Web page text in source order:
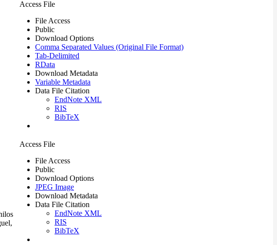
Access File
File Access
Public
Download Options
Comma Separated Values (Original File Format)
Tab-Delimited
RData
Download Metadata
Variable Metadata
Data File Citation
EndNote XML
RIS
BibTeX
Access File
File Access
Public
Download Options
JPEG Image
Download Metadata
Data File Citation
EndNote XML
RIS
BibTeX